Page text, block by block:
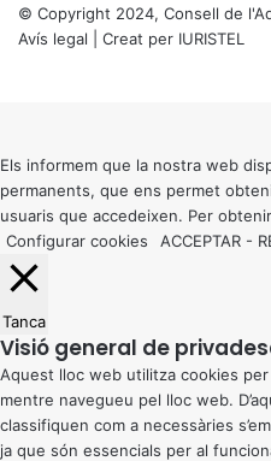
© Copyright 2024, Consell de
Avís legal | Creat per IURISTEL
button
Els informem que la nostra web
permanents, que ens permet
usuaris que accedeixen. Per
Configurar cookies
ACCEPTAR -
Tanca
Visió general de
Aquest lloc web utilitza cookies
mentre navegueu pel lloc web.
classifiquen com a necessàries
ja que són essencials per al